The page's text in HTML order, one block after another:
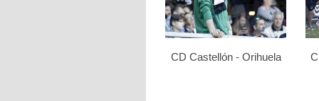
CD Castellón - Orihuela